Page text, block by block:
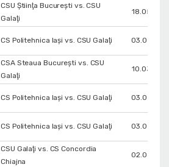
CSU Ştiinţa Bucureşti vs. CSU
Galaţi
18.05.2014
CS Politehnica Iași vs. CSU Galaţi
CSA Steaua București vs. CSU
Galaţi
10.03.2013
CS Politehnica Iași vs. CSU Galaţi
CS Politehnica Iași vs. CSU Galaţi
CSU Galaţi vs. CS Concordia
Chiajna